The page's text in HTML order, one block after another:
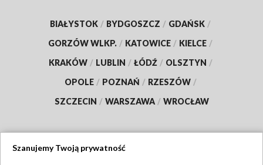
BIAŁYSTOK / BYDGOSZCZ / GDAŃSK /
GORZÓW WLKP. / KATOWICE / KIELCE /
KRAKÓW / LUBLIN / ŁÓDŹ / OLSZTYN /
OPOLE / POZNAŃ / RZESZÓW /
SZCZECIN / WARSZAWA / WROCŁAW
Szanujemy Twoją prywatność